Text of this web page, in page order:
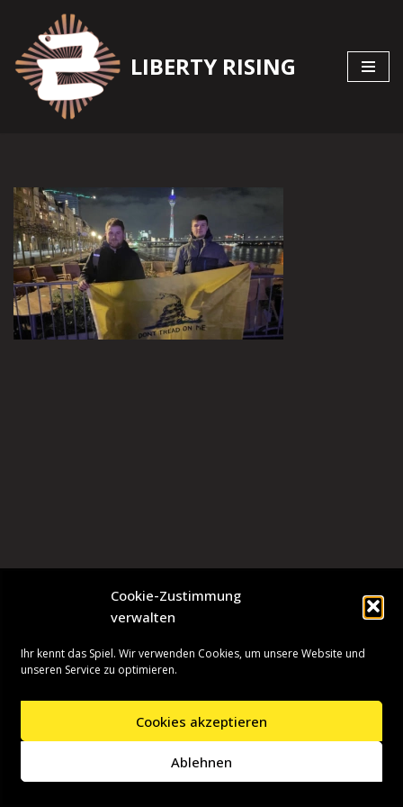
Cookie-Zustimmung
verwalten
Ihr kennt das Spiel. Wir verwenden Cookies, um unsere Website und
unseren Service zu optimieren.
Cookies akzeptieren
Ablehnen
Zum
Inhalt
springen
LIBERTY RISING
| Präsentiert vonWordPress
Presseinformationen